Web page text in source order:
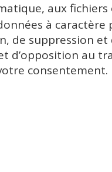
aux
données à
de suppression
d’opposition au
consentement.